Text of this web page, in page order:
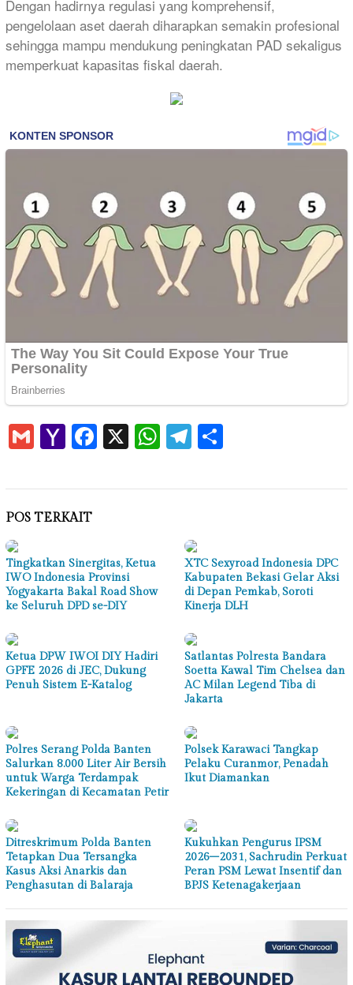
Dengan hadirnya regulasi yang komprehensif,
pengelolaan aset daerah diharapkan semakin profesional
sehingga mampu mendukung peningkatan PAD sekaligus
memperkuat kapasitas fiskal daerah.
GmailYahoo
Mail
Facebook
X WhatsApp
Telegram
POS TERKAIT
Tingkatkan Sinergitas, Ketua
IWO Indonesia Provinsi
Yogyakarta Bakal Road Show
ke Seluruh DPD se-DIY
XTC Sexyroad Indonesia DPC
Kabupaten Bekasi Gelar Aksi
di Depan Pemkab, Soroti
Kinerja DLH
Ketua DPW IWOI DIY Hadiri
GPFE 2026 di JEC, Dukung
Penuh Sistem E-Katalog
Satlantas Polresta Bandara
Soetta Kawal Tim Chelsea dan
AC Milan Legend Tiba di
Jakarta
Polres Serang Polda Banten
Salurkan 8.000 Liter Air Bersih
untuk Warga Terdampak
Kekeringan di Kecamatan Petir
Polsek Karawaci Tangkap
Pelaku Curanmor, Penadah
Ikut Diamankan
Ditreskrimum Polda Banten
Tetapkan Dua Tersangka
Kasus Aksi Anarkis dan
Penghasutan di Balaraja
Kukuhkan Pengurus IPSM
2026–2031, Sachrudin Perkuat
Peran PSM Lewat Insentif dan
BPJS Ketenagakerjaan